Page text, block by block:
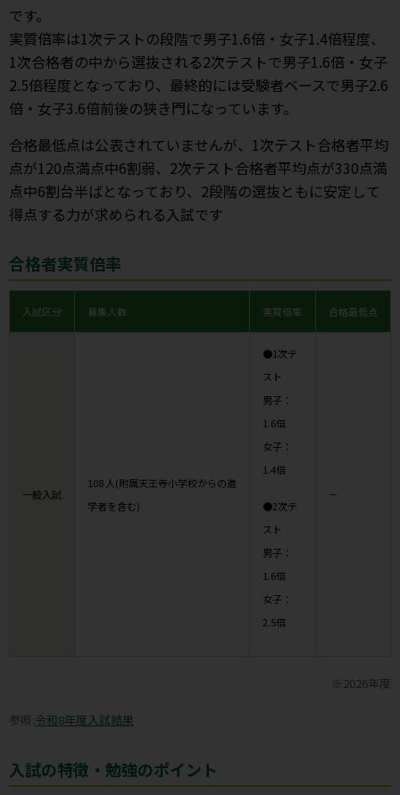
です。
実質倍率は1次テストの段階で男子1.6倍・女子1.4倍程度、
1次合格者の中から選抜される2次テストで男子1.6倍・女子
2.5倍程度となっており、最終的には受験者ベースで男子2.6
倍・女子3.6倍前後の狭き門になっています。
合格最低点は公表されていませんが、1次テスト合格者平均
点が120点満点中6割弱、2次テスト合格者平均点が330点満
点中6割台半ばとなっており、2段階の選抜ともに安定して
得点する力が求められる入試です
合格者実質倍率
入試区分 募集人数 実質倍率 合格最低点
一般入試
108 ⼈(附属天王寺⼩学校からの進
学者を含む)
●1次テ
スト
男子：
1.6倍
女子：
1.4倍
●2次テ
スト
男子：
1.6倍
女子：
2.5倍
－
※2026年度
参照:令和8年度入試結果
入試の特徴・勉強のポイント